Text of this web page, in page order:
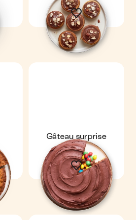
Gâteau surprise